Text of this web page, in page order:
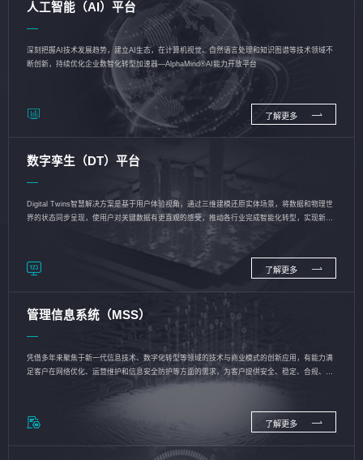
人工智能（AI）平台
深刻把握AI技术发展趋势，建立AI生态，在计算机视觉、自然语言处理和知识图谱等技术领域不
断创新，持续优化企业数智化转型加速器—AlphaMind®AI能力开放平台
了解更多
数字孪生（DT）平台
Digital Twins智慧解决方案是基于用户体验视角，通过三维建模还原实体场景，将数据和物理世
界的状态同步呈现，使用户对关键数据有更直观的感受，推动各行业完成智能化转型，实现新旧
了解更多
管理信息系统（MSS）
凭借多年来聚焦于新一代信息技术、数字化转型等领域的技术与商业模式的创新应用，有能力满
足客户在网络优化、运营维护和信息安全防护等方面的需求，为客户提供安全、稳定、合规、持
了解更多